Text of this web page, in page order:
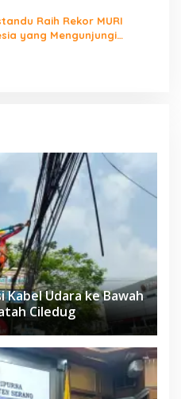
Raih Rekor MURI
yang Mengunjungi
Kabel Udara ke Bawah
Ciledug